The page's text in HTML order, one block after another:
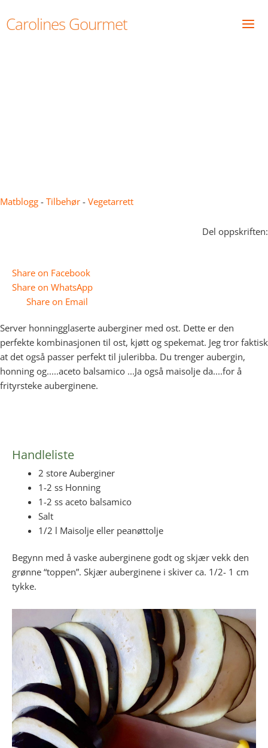
toCarolines Gourmet
Matblogg - Tilbehør - Vegetarrett
Del oppskriften:
Share on Facebook
Share on WhatsApp
Share on Email
Server honningglaserte auberginer med ost. Dette er den
perfekte kombinasjonen til ost, kjøtt og spekemat. Jeg tror faktisk
at det også passer perfekt til juleribba. Du trenger aubergin,
honning og.....aceto balsamico ...Ja også maisolje da....for å
frityrsteke auberginene.
Handleliste
2 store Auberginer
1-2 ss Honning
1-2 ss aceto balsamico
Salt
1/2 l Maisolje eller peanøttolje
Begynn med å vaske auberginene godt og skjær vekk den
grønne “toppen”. Skjær auberginene i skiver ca. 1/2- 1 cm
tykke.